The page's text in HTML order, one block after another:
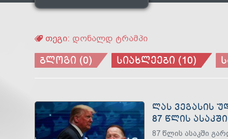
თეგი: დონალდ ტრამპი
ᲑᲚᲝᲒᲘ (0) ᲡᲘᲐᲮᲚᲔᲔᲑᲘ (10)
ᲚᲐᲡ ᲕᲔᲒᲐᲡᲘᲡ
87 ᲬᲚᲘᲡ
87 წლის ასაკში